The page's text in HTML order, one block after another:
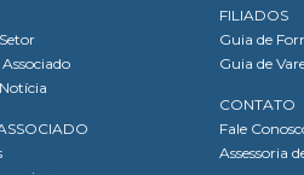
FILIADOS
Guia de
Guia de
CONTATO
Fale
Assessoria